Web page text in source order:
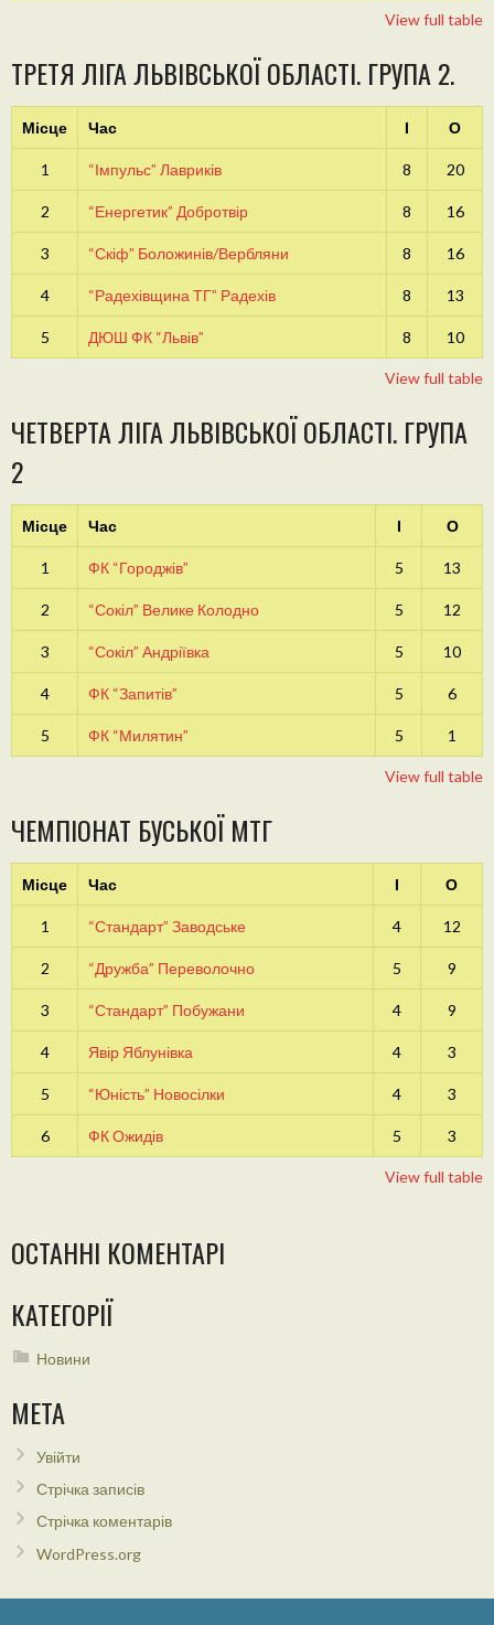
View full table
ТРЕТЯ ЛІГА ЛЬВІВСЬКОЇ ОБЛАСТІ. ГРУПА 2.
Місце Час І О
1 “Імпульс” Лавриків 8 20
2 “Енергетик” Добротвір 8 16
3 “Скіф” Боложинів/Вербляни 8 16
4 “Радехівщина ТГ” Радехів 8 13
5 ДЮШ ФК “Львів” 8 10
View full table
ЧЕТВЕРТА ЛІГА ЛЬВІВСЬКОЇ ОБЛАСТІ. ГРУПА
2
Місце Час І О
1 ФК “Городжів” 5 13
2 “Сокіл” Велике Колодно 5 12
3 “Сокіл” Андріївка 5 10
4 ФК “Запитів” 5 6
5 ФК “Милятин” 5 1
View full table
ЧЕМПІОНАТ БУСЬКОЇ МТГ
Місце Час І О
1 “Стандарт” Заводське 4 12
2 “Дружба” Переволочно 5 9
3 “Стандарт” Побужани 4 9
4 Явір Яблунівка 4 3
5 “Юність” Новосілки 4 3
6 ФК Ожидів 5 3
View full table
ОСТАННІ КОМЕНТАРІ
КАТЕГОРІЇ
Новини
МЕТА
Увійти
Стрічка записів
Стрічка коментарів
WordPress.org